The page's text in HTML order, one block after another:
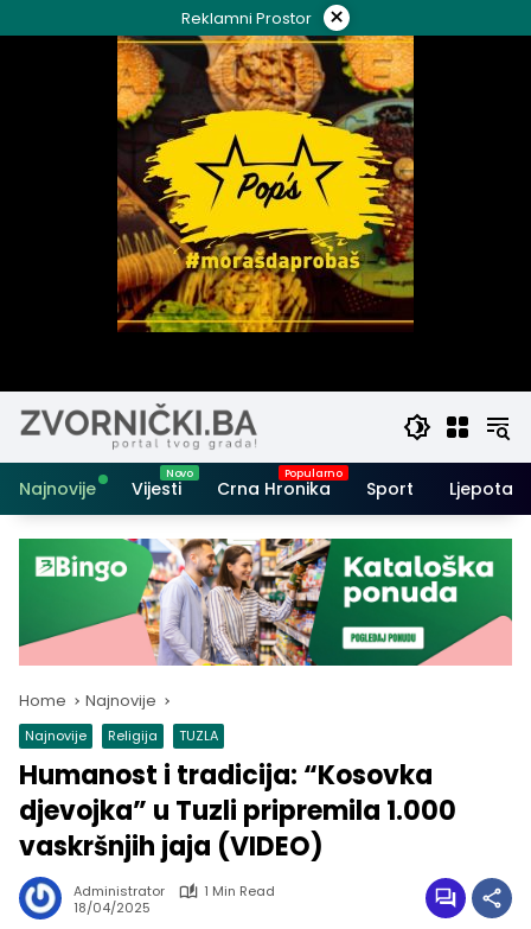
to
Reklamni Prostor ×
Najnovije Vijesti Crna Hronika Sport Ljepota i
Home Najnovije
Najnovije Religija TUZLA
Humanost i tradicija: “Kosovka
djevojka” u Tuzli pripremila 1.000
vaskršnjih jaja (VIDEO)
Administrator
1 Min Read
18/04/2025